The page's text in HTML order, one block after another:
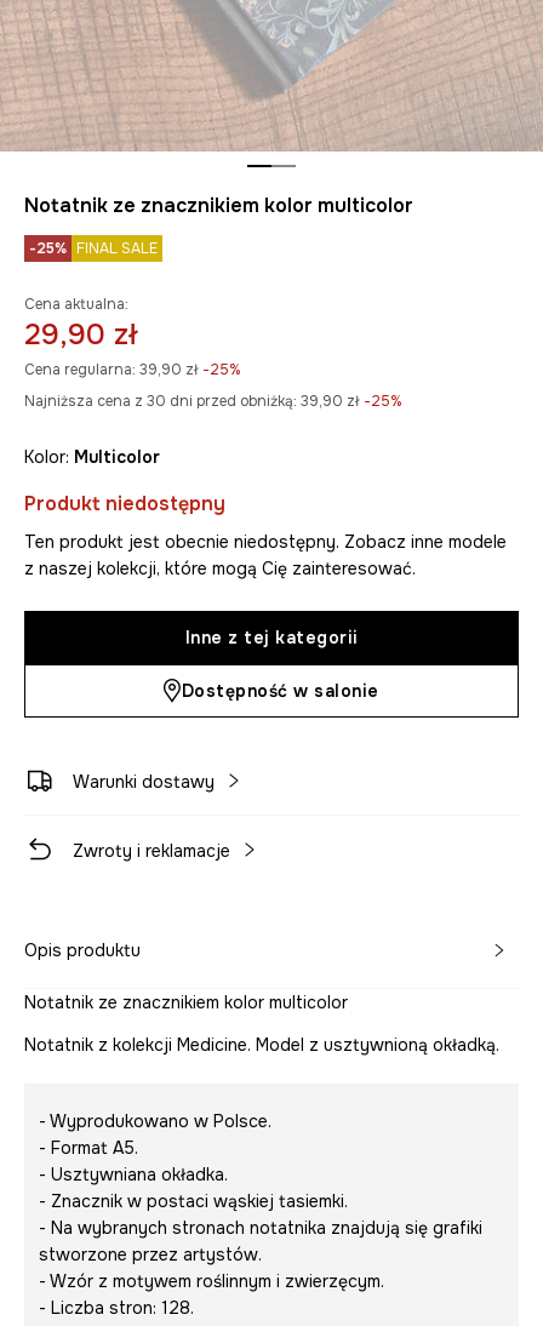
Notatnik ze znacznikiem kolor multicolor
-25% FINAL SALE
Cena aktualna:
29,90 zł
Cena regularna: 39,90 zł -25%
Najniższa cena z 30 dni przed obniżką: 39,90 zł -25%
Kolor: multicolor
Produkt niedostępny
Ten produkt jest obecnie niedostępny. Zobacz inne modele
z naszej kolekcji, które mogą Cię zainteresować.
Inne z tej kategorii
Dostępność w salonie
Warunki dostawy
Zwroty i reklamacje
Opis produktu
Notatnik ze znacznikiem kolor multicolor
Notatnik z kolekcji Medicine. Model z usztywnioną okładką.
- Wyprodukowano w Polsce.
- Format A5.
- Usztywniana okładka.
- Znacznik w postaci wąskiej tasiemki.
- Na wybranych stronach notatnika znajdują się grafiki
stworzone przez artystów.
- Wzór z motywem roślinnym i zwierzęcym.
- Liczba stron: 128.